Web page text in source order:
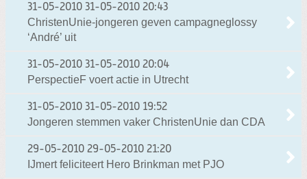
31-05-2010 31-05-2010 20:43
ChristenUnie-jongeren geven campagneglossy
‘André’ uit
31-05-2010 31-05-2010 20:04
PerspectieF voert actie in Utrecht
31-05-2010 31-05-2010 19:52
Jongeren stemmen vaker ChristenUnie dan CDA
29-05-2010 29-05-2010 21:20
IJmert feliciteert Hero Brinkman met PJO